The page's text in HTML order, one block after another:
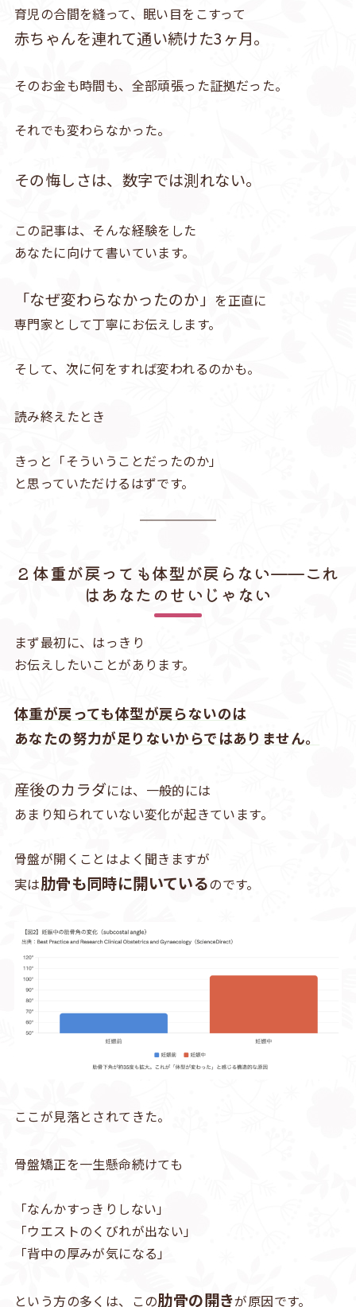
育児の合間を縫って、眠い目をこすって
赤ちゃんを連れて通い続けた3ヶ月。
そのお金も時間も、全部頑張った証拠だった。
それでも変わらなかった。
その悔しさは、数字では測れない。
この記事は、そんな経験をした
あなたに向けて書いています。
「なぜ変わらなかったのか」 を正直に
専門家として丁寧にお伝えします。
そして、次に何をすれば変われるのかも。
読み終えたとき
きっと「そういうことだったのか」
と思っていただけるはずです。
2 体重が戻っても体型が戻らない——これ
はあなたのせいじゃない
まず最初に、はっきり
お伝えしたいことがあります。
体重が戻っても体型が戻らないのは
あなたの努力が足りないからではありません。
産後のカラダには、一般的には
あまり知られていない変化が起きています。
骨盤が開くことはよく聞きますが
実は肋骨も同時に開いているのです。
ここが見落とされてきた。
骨盤矯正を一生懸命続けても
「なんかすっきりしない」
「ウエストのくびれが出ない」
「背中の厚みが気になる」
という方の多くは、この肋骨の開きが原因です。